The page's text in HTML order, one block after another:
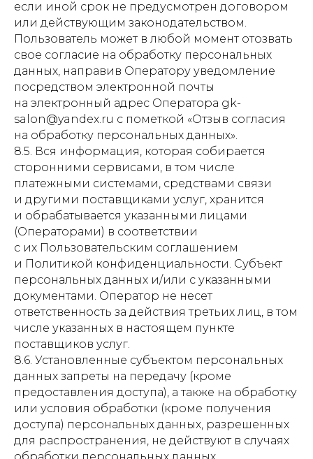
если иной срок не предусмотрен договором
или действующим законодательством.
Пользователь может в любой момент отозвать
свое согласие на обработку персональных
данных, направив Оператору уведомление
посредством электронной почты
на электронный адрес Оператора gk-
salon@yandex.ru с пометкой «Отзыв согласия
на обработку персональных данных».
8.5. Вся информация, которая собирается
сторонними сервисами, в том числе
платежными системами, средствами связи
и другими поставщиками услуг, хранится
и обрабатывается указанными лицами
(Операторами) в соответствии
с их Пользовательским соглашением
и Политикой конфиденциальности. Субъект
персональных данных и/или с указанными
документами. Оператор не несет
ответственность за действия третьих лиц, в том
числе указанных в настоящем пункте
поставщиков услуг.
8.6. Установленные субъектом персональных
данных запреты на передачу (кроме
предоставления доступа), а также на обработку
или условия обработки (кроме получения
доступа) персональных данных, разрешенных
для распространения, не действуют в случаях
КЛИНИКА ГАРМОНИЯ КРАСОТЫ
Медицинская
лицензия: Л041-01162-
50/01874775
Цены, приведённые на сайте, не окончательные, не являются публичной
собой право изменять цены. Вы можете уточнить стоимость по телефону.
Наши услуги
Косметология
Уходы и чистки
Инъекционная косметология
Брови и ресницы
Коррекция, окрашивание бровей и ресниц
Визаж
Коррекция фигуры
RSL SCULPTING Коррекция фигуры
Аппаратный массаж ICOONE
Прессотерапия (массаж сжатым воздухом)
Парикмахерский зал
Женский зал
Мужской зал